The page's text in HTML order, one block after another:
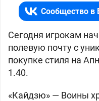
Сообщество в
Сегодня игрокам
полевую почту с
покупке стиля на
1.40.
«Кайдзю» — Воины